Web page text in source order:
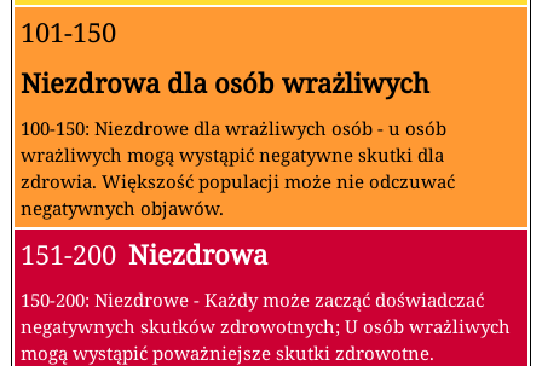
101-150
Niezdrowa dla osób wrażliwych
100-150: Niezdrowe dla wrażliwych osób - u osób
wrażliwych mogą wystąpić negatywne skutki dla
zdrowia. Większość populacji może nie odczuwać
negatywnych objawów.
151-200 Niezdrowa
150-200: Niezdrowe - Każdy może zacząć doświadczać
negatywnych skutków zdrowotnych; U osób wrażliwych
mogą wystąpić poważniejsze skutki zdrowotne.